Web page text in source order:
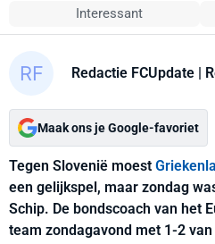
Interessant
Redactie FCUpdate |
Maak ons je Google-favoriet
Tegen Slovenië moest
een gelijkspel, maar zondag
Schip. De bondscoach van het
team zondagavond met 1-2 van